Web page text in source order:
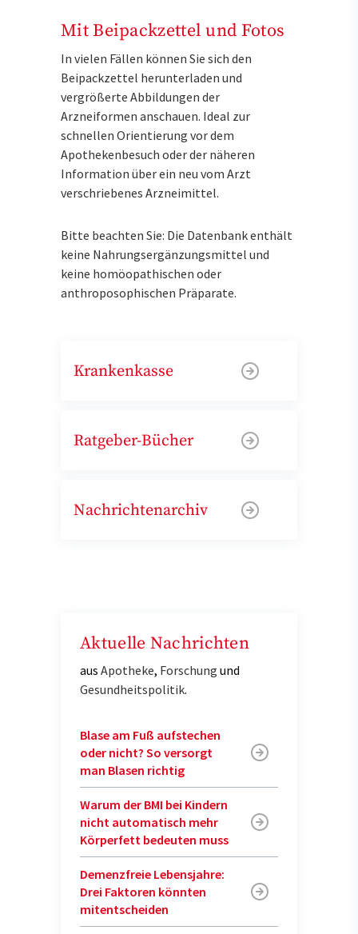
Mit Beipackzettel und Fotos
In vielen Fällen können Sie sich den
Beipackzettel herunterladen und
vergrößerte Abbildungen der
Arzneiformen anschauen. Ideal zur
schnellen Orientierung vor dem
Apothekenbesuch oder der näheren
Information über ein neu vom Arzt
verschriebenes Arzneimittel.
Bitte beachten Sie: Die Datenbank enthält
keine Nahrungsergänzungsmittel und
keine homöopathischen oder
anthroposophischen Präparate.
Krankenkasse
Ratgeber-Bücher
Nachrichtenarchiv
Aktuelle Nachrichten
aus Apotheke, Forschung und
Gesundheitspolitik.
Blase am Fuß aufstechen
oder nicht? So versorgt
man Blasen richtig
Warum der BMI bei Kindern
nicht automatisch mehr
Körperfett bedeuten muss
Demenzfreie Lebensjahre:
Drei Faktoren könnten
mitentscheiden